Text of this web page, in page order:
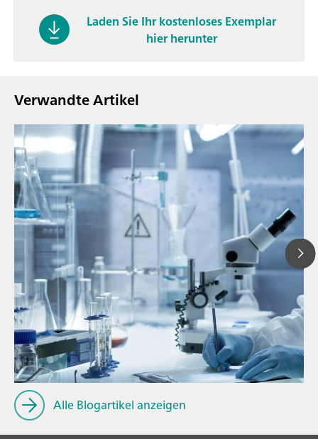
Laden Sie Ihr kostenloses Exemplar
hier herunter
Verwandte Artikel
// Blogartikel
// Nahinfrarot-Spektroskopie (NIRS)
// Ionenchromatographie
Alle Blogartikel anzeigen